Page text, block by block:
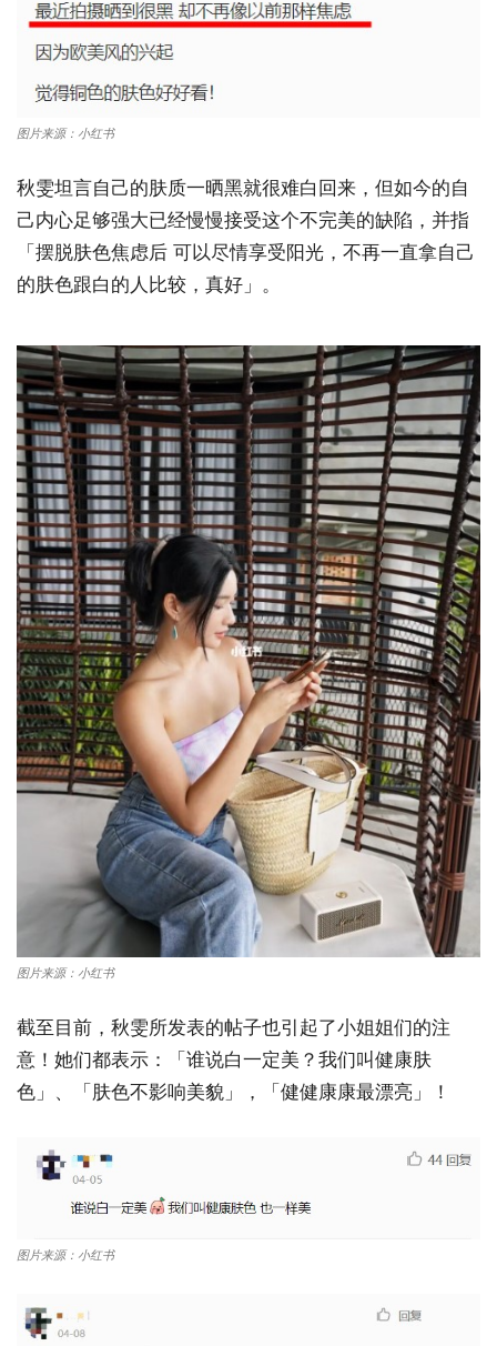
图片来源：小红书
秋雯坦言自己的肤质一晒黑就很难白回来，但如今的自
己内心足够强大已经慢慢接受这个不完美的缺陷，并指
「摆脱肤色焦虑后 可以尽情享受阳光，不再一直拿自己
的肤色跟白的人比较，真好」。
图片来源：小红书
截至目前，秋雯所发表的帖子也引起了小姐姐们的注
意！她们都表示：「谁说白一定美？我们叫健康肤
色」、「肤色不影响美貌」，「健健康康最漂亮」！
图片来源：小红书